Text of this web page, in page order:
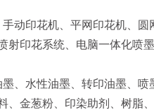
动印花机、平网印花机、
印花系统、电脑一体化喷
、水性油墨、转印油墨、喷
、金葱粉、印染助剂、树脂